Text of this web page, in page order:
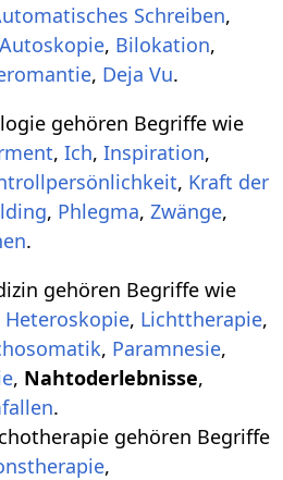
Schreiben,
Autoskopie, Bilokation,
, Deja Vu.
gehören Begriffe wie
,Ich,Inspiration,
, Kraft der
, Phlegma,Zwänge,
.
gehören Begriffe wie
Heteroskopie, Lichttherapie,
, Paramnesie,
, Nahtoderlebnisse,
.
gehören Begriffe
,